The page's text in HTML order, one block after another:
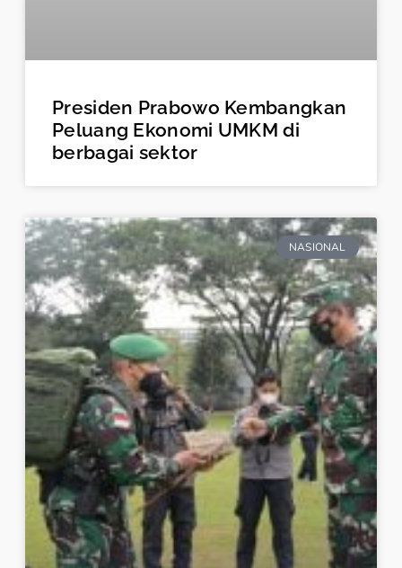
Presiden Prabowo Kembangkan
Peluang Ekonomi UMKM di
berbagai sektor
NASIONAL